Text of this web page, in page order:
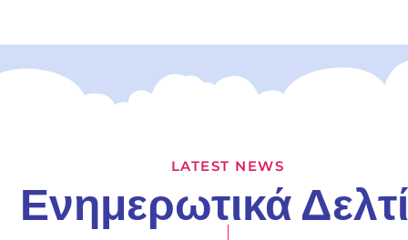
LATEST NEWS
Ενημερωτικά